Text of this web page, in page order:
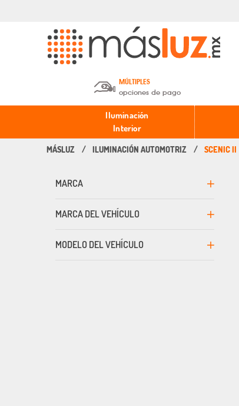
MÚLTIPLES
opciones de pago
Depósito en efectivo o Cheque y
Transferencia.
Iluminación
Interior
ILUMINACIÓN AUTOMOTRIZ SCENIC II
MARCA
MARCA DEL VEHÍCULO
MODELO DEL VEHÍCULO